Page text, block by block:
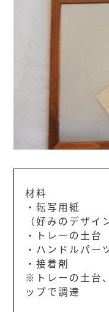
材料
・転写用紙
（好みのデザイ
・トレーの土台
・ハンドルパー
・接着剤
※トレーの土台
ップで調達